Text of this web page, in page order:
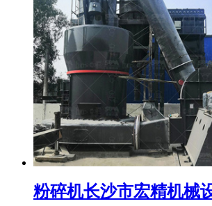
粉碎机长沙市宏精机械